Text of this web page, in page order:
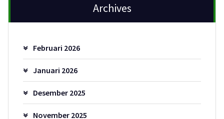
Archives
Februari 2026
Januari 2026
Desember 2025
November 2025